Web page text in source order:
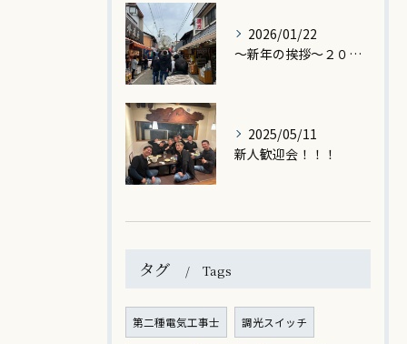
2026/01/22
～新年の挨拶～２０２6🐎
2025/05/11
新人歓迎会！！！
タグ Tags
第二種電気工事士 調光スイッチ